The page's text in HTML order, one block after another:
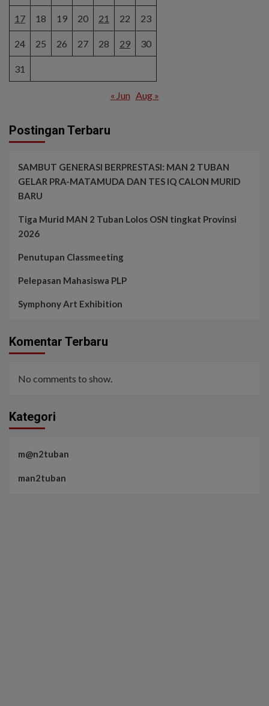
17 18 19 20 21 22 23
24 25 26 27 28 29 30
31
« Jun Aug »
Postingan Terbaru
SAMBUT GENERASI BERPRESTASI: MAN 2 TUBAN
GELAR PRA-MATAMUDA DAN TES IQ CALON MURID
BARU
Tiga Murid MAN 2 Tuban Lolos OSN tingkat Provinsi
2026
Penutupan Classmeeting
Pelepasan Mahasiswa PLP
Symphony Art Exhibition
Komentar Terbaru
No comments to show.
Kategori
m@n2tuban
man2tuban